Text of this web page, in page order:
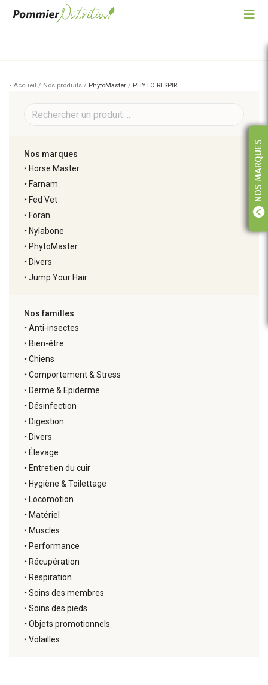
NOS MARQUES
• Accueil / Nos produits / PhytoMaster / PHYTO RESPIR
Nos marques
‣ Horse Master
‣ Farnam
‣ Fed Vet
‣ Foran
‣ Nylabone
‣ PhytoMaster
‣ Divers
‣Jump Your Hair
Nos familles
‣Anti-insectes
‣ Bien-être
‣Chiens
‣Comportement & Stress
‣ Derme & Epiderme
‣ Désinfection
‣ Digestion
‣ Divers
‣ Élevage
‣ Entretien du cuir
‣ Hygiène & Toilettage
‣ Locomotion
‣ Matériel
‣ Muscles
‣ Performance
‣ Récupération
‣ Respiration
‣Soins des membres
‣Soins des pieds
‣Objets promotionnels
‣Volailles